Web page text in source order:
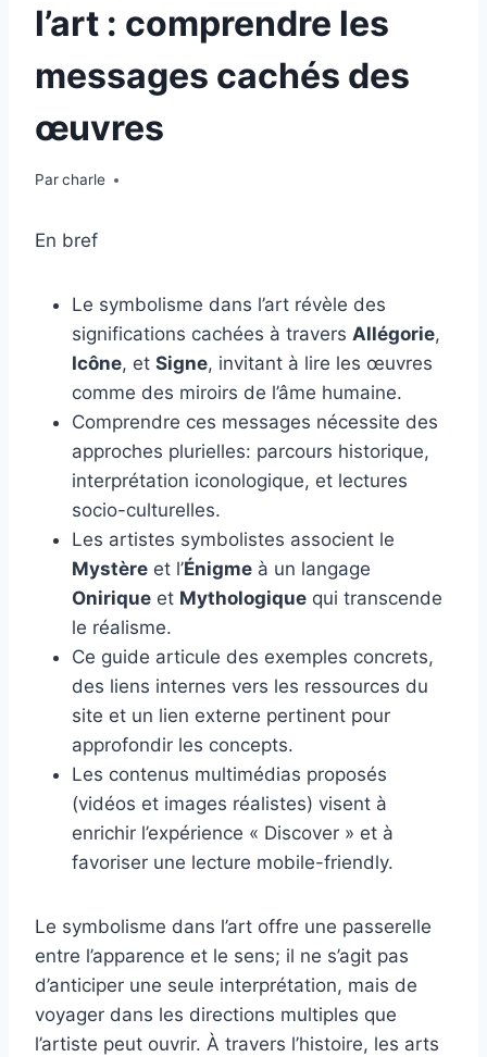
l’art : comprendre les
messages cachés des
œuvres
Parcharle
En bref
Le symbolisme dans l’art révèle des
significations cachées à travers Allégorie,
Icône, et Signe, invitant à lire les œuvres
comme des miroirs de l’âme humaine.
Comprendre ces messages nécessite des
approches plurielles: parcours historique,
interprétation iconologique, et lectures
socio-culturelles.
Les artistes symbolistes associent le
Mystère et l’Énigme à un langage
Onirique et Mythologique qui transcende
le réalisme.
Ce guide articule des exemples concrets,
des liens internes vers les ressources du
site et un lien externe pertinent pour
approfondir les concepts.
Les contenus multimédias proposés
(vidéos et images réalistes) visent à
enrichir l’expérience « Discover » et à
favoriser une lecture mobile-friendly.
Le symbolisme dans l’art offre une passerelle
entre l’apparence et le sens; il ne s’agit pas
d’anticiper une seule interprétation, mais de
voyager dans les directions multiples que
l’artiste peut ouvrir. À travers l’histoire, les arts